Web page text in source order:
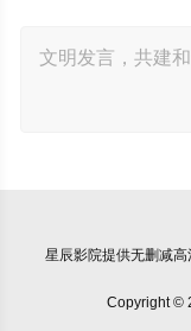
星辰影院提供无删减
Copyright ©